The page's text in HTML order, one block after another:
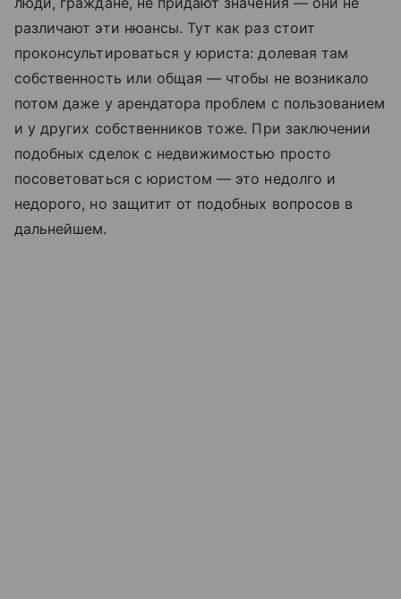
различают эти нюансы. Тут как раз стоит
проконсультироваться у юриста: долевая там
собственность или общая — чтобы не возникало
потом даже у арендатора проблем с пользованием
и у других собственников тоже. При заключении
подобных сделок с недвижимостью просто
посоветоваться с юристом — это недолго и
недорого, но защитит от подобных вопросов в
дальнейшем.